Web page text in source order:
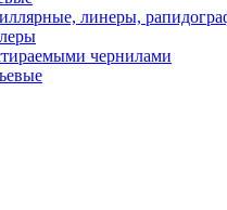
линеры,
чернилами